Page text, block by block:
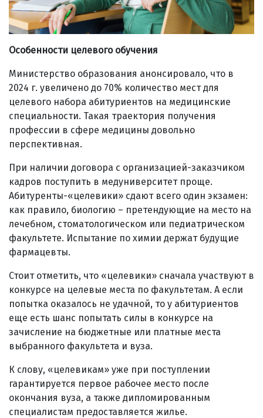
Особенности целевого обучения
Министерство образования анонсировало, что в
2024 г. увеличено до 70% количество мест для
целевого набора абитуриентов на медицинские
специальности. Такая траектория получения
профессии в сфере медицины довольно
перспективная.
При наличии договора с организацией-заказчиком
кадров поступить в медуниверситет проще.
Абитуренты-«целевики» сдают всего один экзамен:
как правило, биологию – претендующие на место на
лечебном, стоматологическом или педиатрическом
факультете. Испытание по химии держат будущие
фармацевты.
Стоит отметить, что «целевики» сначала участвуют в
конкурсе на целевые места по факультетам. А если
попытка оказалось не удачной, то у абитуриентов
еще есть шанс попытать силы в конкурсе на
зачисление на бюджетные или платные места
выбранного факультета и вуза.
К слову, «целевикам» уже при поступлении
гарантируется первое рабочее место после
окончания вуза, а также дипломированным
специалистам предоставляется жилье.